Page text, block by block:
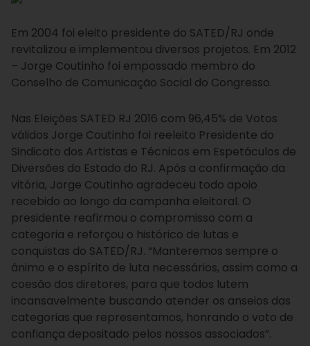
Em 2004 foi eleito presidente do SATED/RJ onde
revitalizou e implementou diversos projetos. Em 2012
– Jorge Coutinho foi empossado membro do
Conselho de Comunicação Social do Congresso.
Nas Eleições SATED RJ 2016 com 96,45% de Votos
válidos Jorge Coutinho foi reeleito Presidente do
Sindicato dos Artistas e Técnicos em Espetáculos de
Diversões do Estado do RJ. Após a confirmação da
vitória, Jorge Coutinho agradeceu todo apoio
recebido ao longo da campanha eleitoral. O
presidente reafirmou o compromisso com a
categoria e reforçou o histórico de lutas e
conquistas do SATED/RJ. “Manteremos sempre o
ânimo e o espírito de luta necessários, assim como a
coesão dos diretores, para que todos lutem
incansavelmente buscando atender os anseios das
categorias que representamos, honrando o voto de
confiança depositado pelos nossos associados”.